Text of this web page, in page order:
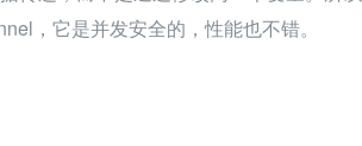
，它是并发安全的，性能也不错。